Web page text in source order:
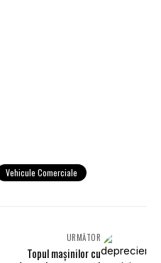
Vehicule Comerciale
URMĂTOR
Topul mașinilor cu